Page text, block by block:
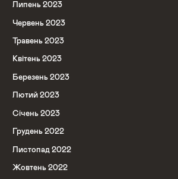
Липень 2023
Червень 2023
Травень 2023
Квітень 2023
Березень 2023
Лютий 2023
Січень 2023
Грудень 2022
Листопад 2022
Жовтень 2022